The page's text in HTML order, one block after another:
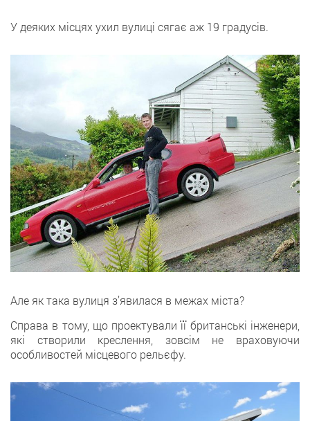
У деяких місцях ухил вулиці сягає аж 19 градусів.
Але як така вулиця з’явилася в межах міста?
Справа в тому, що проектували її британські інженери,
які створили креслення, зовсім не враховуючи
особливостей місцевого рельєфу.